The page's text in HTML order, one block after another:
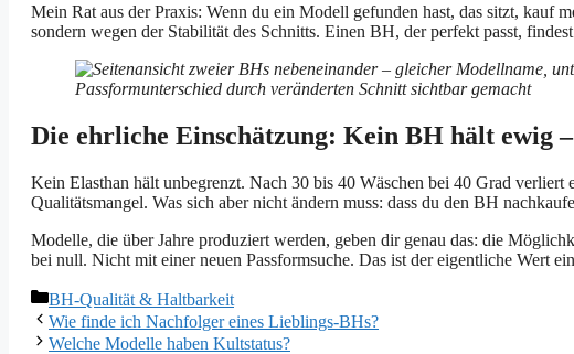
Mein Rat aus der Praxis: Wenn du ein Modell gefunden hast, das sitzt, kauf
sondern wegen der Stabilität des Schnitts. Einen BH, der perfekt passt,
Die ehrliche Einschätzung: Kein BH hält ewig
Kein Elasthan hält unbegrenzt. Nach 30 bis 40 Wäschen bei 40 Grad
Qualitätsmangel. Was sich aber nicht ändern muss: dass du den BH
Modelle, die über Jahre produziert werden, geben dir genau das: die
bei null. Nicht mit einer neuen Passformsuche. Das ist der eigentliche Wert
Kategorien
BH-Qualität & Haltbarkeit
Wie finde ich Nachfolger eines Lieblings-BHs?
Welche Modelle haben Kultstatus?